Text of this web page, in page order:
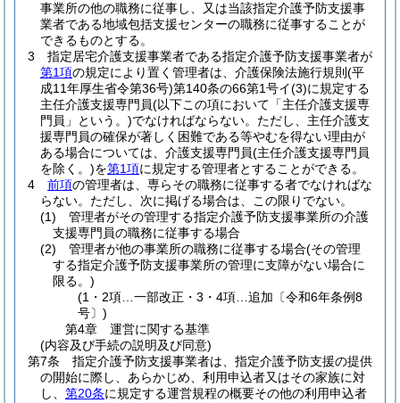
事業所の他の職務に従事し、又は当該指定介護予防支援事
業者である地域包括支援センターの職務に従事することが
できるものとする。
3
指定居宅介護支援事業者である指定介護予防支援事業者が
第1項の規定により置く管理者は、介護保険法施行規則 (平
成11年厚生省令第36号)第140条の66第1号イ(3)に規定する
主任介護支援専門員(以下この項において「主任介護支援専
門員」という。)でなければならない。 ただし、主任介護支
援専門員の確保が著しく困難である等やむを得ない理由が
ある場合については、介護支援専門員(主任介護支援専門員
を除く。)を第1項に規定する管理者とすることができる。
4
前項の管理者は、専らその職務に従事する者でなければな
らない。 ただし、次に掲げる場合は、この限りでない。
(1)
管理者がその管理する指定介護予防支援事業所の介護
支援専門員の職務に従事する場合
(2)
管理者が他の事業所の職務に従事する場合(その管理
する指定介護予防支援事業所の管理に支障がない場合に
限る。)
(1・2項…一部改正・3・4項…追加〔令和6年条例8
号〕)
第4章
運営に関する基準
(内容及び手続の説明及び同意)
第7条
指定介護予防支援事業者は、指定介護予防支援の提供
の開始に際し、あらかじめ、利用申込者又はその家族に対
し、 第20条に規定する運営規程の概要その他の利用申込者